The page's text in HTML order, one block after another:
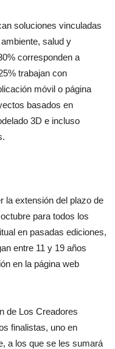
soluciones vinculadas
salud y
corresponden a
trabajan con
móvil o página
basados en
3D e incluso
la extensión del plazo de
para todos los
en pasadas ediciones,
entre 11 y 19 años
en la página web
de Los Creadores
finalistas, uno en
a los que se les sumará